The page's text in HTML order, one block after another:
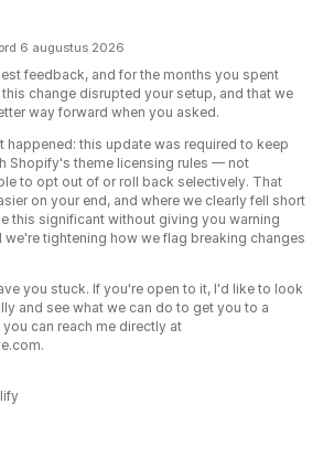
6 augustus 2026
feedback, and for the months you spent
change disrupted your setup, and that we
way forward when you asked.
happened: this update was required to keep
Shopify's theme licensing rules — not
to opt out of or roll back selectively. That
on your end, and where we clearly fell short
this significant without giving you warning
we're tightening how we flag breaking changes
you stuck. If you're open to it, I'd like to look
and see what we can do to get you to a
can reach me directly at